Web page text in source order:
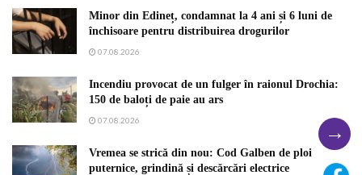
Minor din Edineț, condamnat la 4 ani și 6 luni de
închisoare pentru distribuirea drogurilor
07.08.2026
Incendiu provocat de un fulger în raionul Drochia:
150 de baloți de paie au ars
07.08.2026
Vremea se strică din nou: Cod Galben de ploi
puternice, grindină și descărcări electrice
→